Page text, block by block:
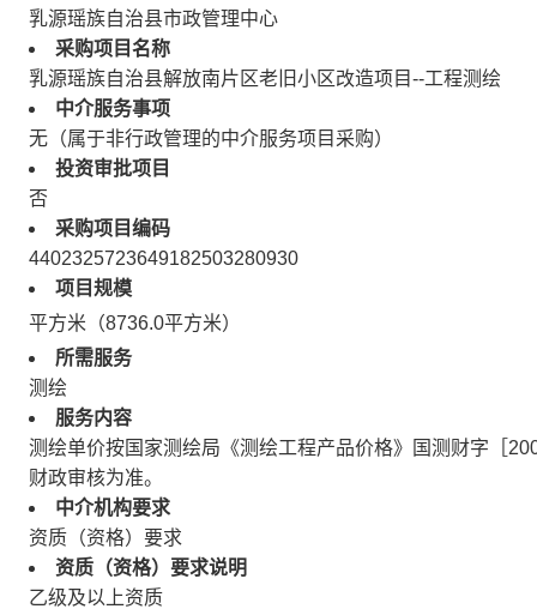
乳源瑶族自治县市政管理中心
采购项目名称
乳源瑶族自治县解放南片区老旧小区改造项目--工程测绘
中介服务事项
无（属于非行政管理的中介服务项目采购）
投资审批项目
否
采购项目编码
4402325723649182503280930
项目规模
平方米（8736.0平方米）
所需服务
测绘
服务内容
测绘单价按国家测绘局《测绘工程产品价格》国测财字［
财政审核为准。
中介机构要求
资质（资格）要求
资质（资格）要求说明
乙级及以上资质